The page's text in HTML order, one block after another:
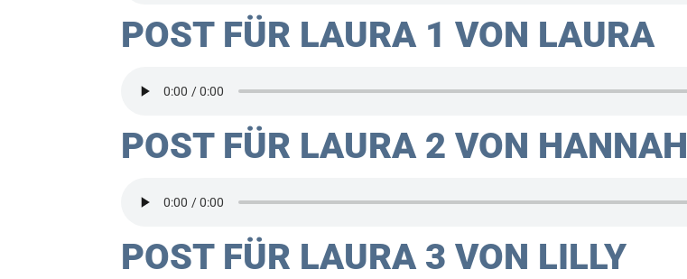
POST FÜR LAURA 1 VON LAURA
POST FÜR LAURA 2 VON HANNAH
POST FÜR LAURA 3 VON LILLY